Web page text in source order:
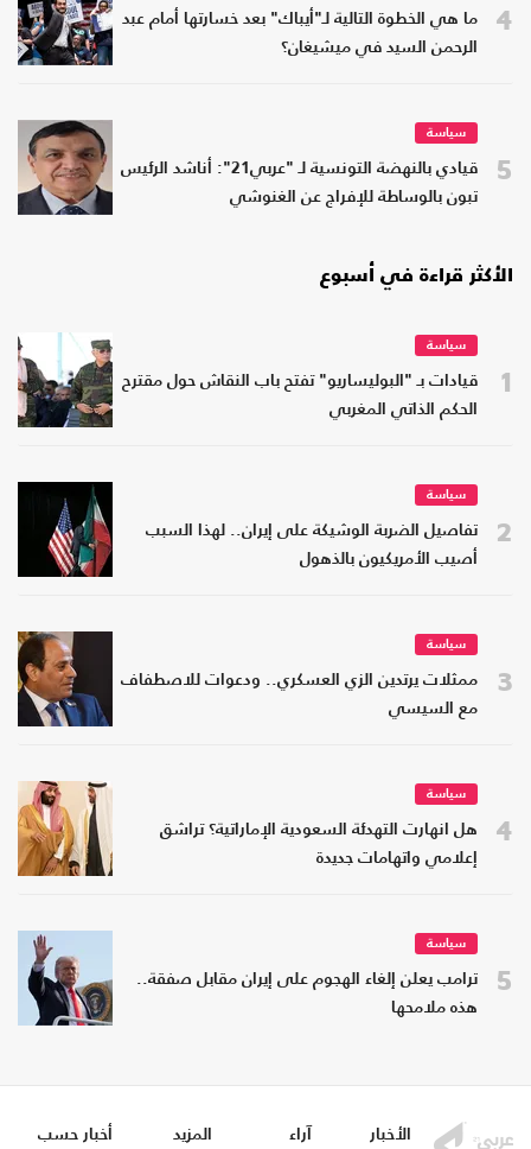
4
ما هي الخطوة التالية لـ"أيباك" بعد خسارتها أمام عبد
الرحمن السيد في ميشيغان؟
5
سياسة
قيادي بالنهضة التونسية لـ "عربي21": أناشد الرئيس
تبون بالوساطة للإفراج عن الغنوشي
الأكثر قراءة في أسبوع
1
سياسة
قيادات بـ "البوليساريو" تفتح باب النقاش حول مقترح
الحكم الذاتي المغربي
2
سياسة
تفاصيل الضربة الوشيكة على إيران.. لهذا السبب
أصيب الأمريكيون بالذهول
3
سياسة
ممثلات يرتدين الزي العسكري.. ودعوات للاصطفاف
مع السيسي
4
سياسة
هل انهارت التهدئة السعودية الإماراتية؟ تراشق
إعلامي واتهامات جديدة
5
سياسة
ترامب يعلن إلغاء الهجوم على إيران مقابل صفقة..
هذه ملامحها
الأخبار آراء المزيد أخبار حسب